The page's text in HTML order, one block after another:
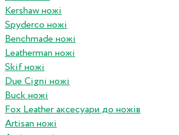
Kershaw ножі
Spyderco ножі
Benchmade ножі
Leatherman ножі
Skif ножі
Due Cigni ножі
Buck ножі
Fox Leather аксесуари до ножів
Artisan ножі